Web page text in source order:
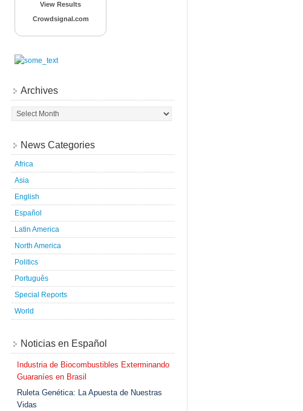
View Results
Crowdsignal.com
Archives
News Categories
Africa
Asia
English
Español
Latin America
North America
Politics
Português
Special Reports
World
Noticias en Español
Industria de Biocombustibles Exterminando
Guaraníes en Brasil
Ruleta Genética: La Apuesta de Nuestras
Vidas